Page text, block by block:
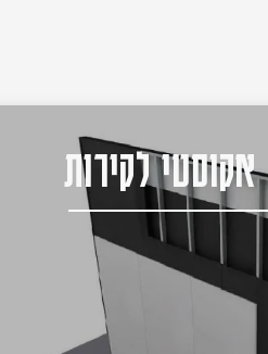
אקוסטי לקירות